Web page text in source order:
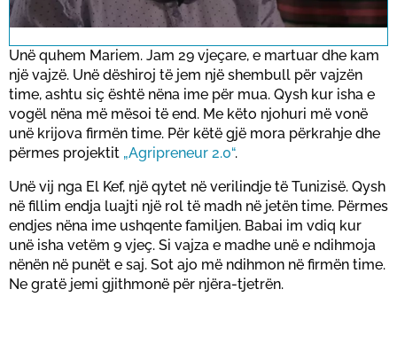
note the data protection regulations valid
Konfirmo
Unë quhem Mariem. Jam 29 vjeçare, e martuar dhe kam
një vajzë. Unë dëshiroj të jem një shembull për vajzën
time, ashtu siç është nëna ime për mua. Qysh kur isha e
vogël nëna më mësoi të end. Me këto njohuri më vonë
unë krijova firmën time. Për këtë gjë mora përkrahje dhe
përmes projektit „Agripreneur 2.0“.
Unë vij nga El Kef, një qytet në verilindje të Tunizisë. Qysh
në fillim endja luajti një rol të madh në jetën time. Përmes
endjes nëna ime ushqente familjen. Babai im vdiq kur
unë isha vetëm 9 vjeç. Si vajza e madhe unë e ndihmoja
nënën në punët e saj. Sot ajo më ndihmon në firmën time.
Ne gratë jemi gjithmonë për njëra-tjetrën.